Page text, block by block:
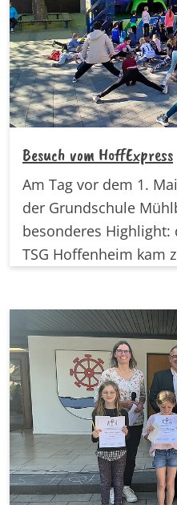
Besuch vom HoffExpress
Am Tag vor dem 1.
der Grundschule
besonderes Highlight:
TSG Hoffenheim kam